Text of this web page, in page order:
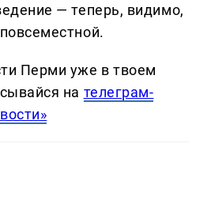
— теперь, видимо,
Перми уже в твоем
на телеграм-